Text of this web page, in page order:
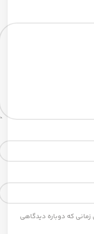
زمانی که دوباره دیدگاهی